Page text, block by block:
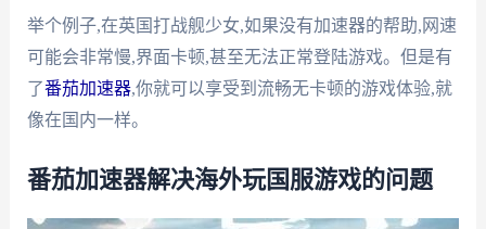
举个例子,在英国打战舰少女,如果没有加速器的帮助,网速
可能会非常慢,界面卡顿,甚至无法正常登陆游戏。但是有
了番茄加速器,你就可以享受到流畅无卡顿的游戏体验,就
像在国内一样。
番茄加速器解决海外玩国服游戏的问题